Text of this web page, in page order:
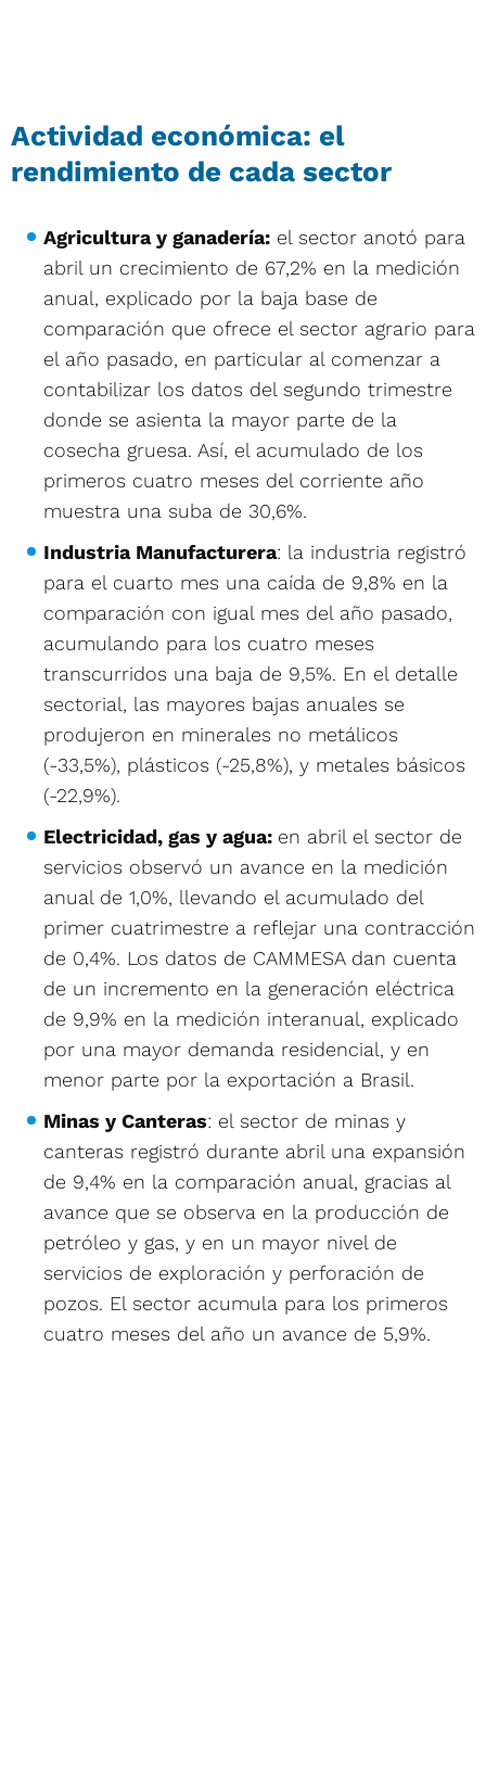
Actividad económica: el
rendimiento de cada sector
Agricultura y ganadería: el sector anotó para
abril un crecimiento de 67,2% en la medición
anual, explicado por la baja base de
comparación que ofrece el sector agrario para
el año pasado, en particular al comenzar a
contabilizar los datos del segundo trimestre
donde se asienta la mayor parte de la
cosecha gruesa. Así, el acumulado de los
primeros cuatro meses del corriente año
muestra una suba de 30,6%.
Industria Manufacturera: la industria registró
para el cuarto mes una caída de 9,8% en la
comparación con igual mes del año pasado,
acumulando para los cuatro meses
transcurridos una baja de 9,5%. En el detalle
sectorial, las mayores bajas anuales se
produjeron en minerales no metálicos
(-33,5%), plásticos (-25,8%), y metales básicos
(-22,9%).
Electricidad, gas y agua: en abril el sector de
servicios observó un avance en la medición
anual de 1,0%, llevando el acumulado del
primer cuatrimestre a reflejar una contracción
de 0,4%. Los datos de CAMMESA dan cuenta
de un incremento en la generación eléctrica
de 9,9% en la medición interanual, explicado
por una mayor demanda residencial, y en
menor parte por la exportación a Brasil.
Minas y Canteras: el sector de minas y
canteras registró durante abril una expansión
de 9,4% en la comparación anual, gracias al
avance que se observa en la producción de
petróleo y gas, y en un mayor nivel de
servicios de exploración y perforación de
pozos. El sector acumula para los primeros
cuatro meses del año un avance de 5,9%.